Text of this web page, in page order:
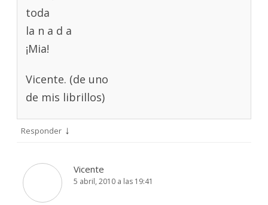
toda
la n a d a
¡Mia!
Vicente. (de uno
de mis librillos)
Responder ↓
Vicente
5 abril, 2010 a las 19:41